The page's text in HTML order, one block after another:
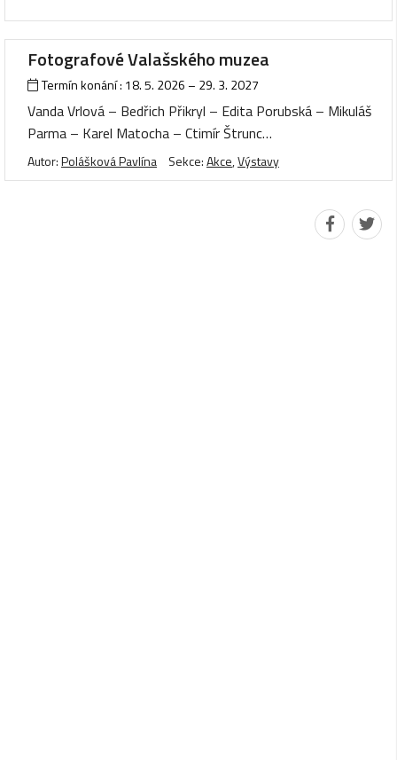
Fotografové Valašského muzea
Termín konání : 18. 5. 2026 – 29. 3. 2027
Vanda Vrlová – Bedřich Přikryl – Edita Porubská – Mikuláš
Parma – Karel Matocha – Ctimír Štrunc…
Autor:Polášková Pavlína Sekce:Akce,Výstavy